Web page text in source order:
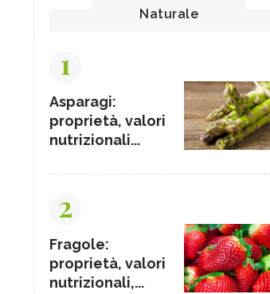
Naturale
1
Asparagi:
proprietà, valori
nutrizionali...
2
Fragole:
proprietà, valori
nutrizionali,...